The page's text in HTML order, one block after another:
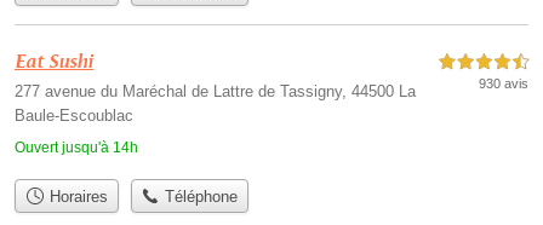
Eat Sushi
277 avenue du Maréchal de Lattre de Tassigny, 44500 La
Baule-Escoublac
Ouvert jusqu'à 14h
4,5 étoiles sur 5
930 avis
Horaires Téléphone